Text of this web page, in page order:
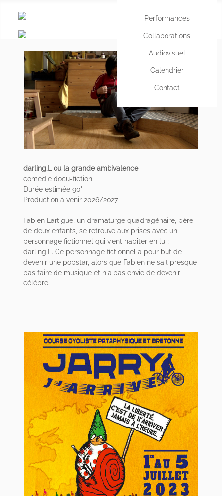
Performances
Collaborations
Audiovisuel
Calendrier
Contact
darling.L ou la grande ambivalence
comédie docu-fiction
Durée estimée 90'
Production à venir 2026/2027
Fabien Lartigue, un dramaturge quadragénaire, père
de deux enfants, se retrouve aux prises avec un
personnage fictionnel qui vient habiter en lui :
darling.L. Ce personnage fictionnel a pour but de
devenir une popstar, alors que Fabien ne sait presque
pas faire de musique et n'a pas envie de devenir
célèbre.